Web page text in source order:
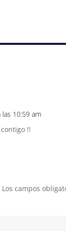
10:59 am
!!
Los campos